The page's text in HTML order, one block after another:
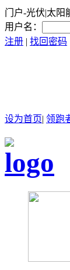
门户-光伏|太阳
用户名：
注册 | 找回密码
设为首页| 领跑